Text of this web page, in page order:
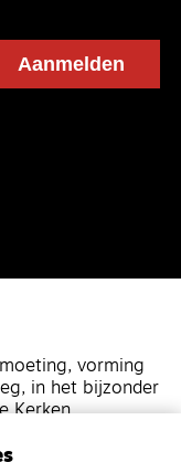
vorming
in het bijzonder
Kerken.